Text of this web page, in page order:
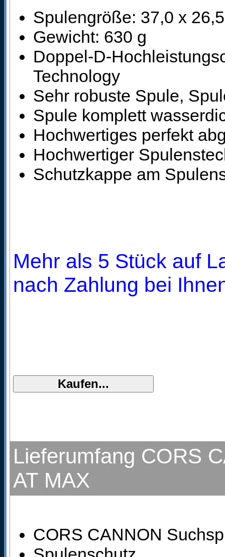
Spulengröße: 37,0 x
Gewicht: 630 g
Doppel-D-
Technology
Sehr robuste Spule,
Spule komplett
Hochwertiges perfekt
Hochwertiger
Schutzkappe am
Mehr als 5 Stück auf
nach Zahlung bei
Lieferumfang CORS
AT MAX
CORS CANNON